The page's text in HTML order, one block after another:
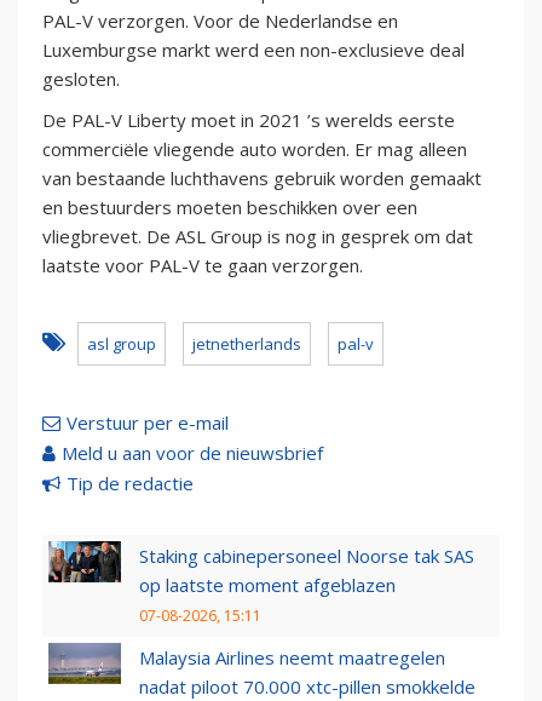
PAL-V verzorgen. Voor de Nederlandse en
Luxemburgse markt werd een non-exclusieve deal
gesloten.
De PAL-V Liberty moet in 2021 ’s werelds eerste
commerciële vliegende auto worden. Er mag alleen
van bestaande luchthavens gebruik worden gemaakt
en bestuurders moeten beschikken over een
vliegbrevet. De ASL Group is nog in gesprek om dat
laatste voor PAL-V te gaan verzorgen.
asl group jetnetherlands pal-v
Verstuur per e-mail
Meld u aan voor de nieuwsbrief
Tip de redactie
Staking cabinepersoneel Noorse tak SAS
op laatste moment afgeblazen
07-08-2026, 15:11
Malaysia Airlines neemt maatregelen
nadat piloot 70.000 xtc-pillen smokkelde